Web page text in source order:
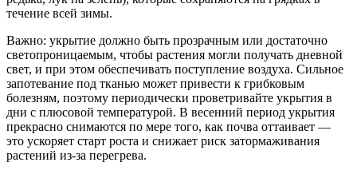
течение всей зимы.
Важно: укрытие должно быть прозрачным или достаточно
светопроницаемым, чтобы растения могли получать дневной
свет, и при этом обеспечивать поступление воздуха. Сильное
запотевание под тканью может привести к грибковым
болезням, поэтому периодически проветривайте укрытия в
дни с плюсовой температурой. В весенний период укрытия
прекрасно снимаются по мере того, как почва оттаивает —
это ускоряет старт роста и снижает риск затормаживания
растений из-за перегрева.